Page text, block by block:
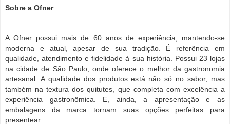
Sobre a Ofner
A Ofner possui mais de 60 anos de experiência, mantendo-se
moderna e atual, apesar de sua tradição. É referência em
qualidade, atendimento e fidelidade à sua história. Possui 23 lojas
na cidade de São Paulo, onde oferece o melhor da gastronomia
artesanal. A qualidade dos produtos está não só no sabor, mas
também na textura dos quitutes, que completa com excelência a
experiência gastronômica. E, ainda, a apresentação e as
embalagens da marca tornam suas opções perfeitas para
presentear.